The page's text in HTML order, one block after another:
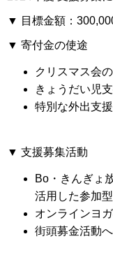
▼ 目標金額：
▼ 寄付金の使途
クリスマス会
きょうだい児
特別な外出支
▼ 支援募集活動
Bo・きんぎょ
活用した参加
オンラインヨ
街頭募金活動